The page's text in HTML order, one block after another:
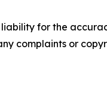
for the
complaints or